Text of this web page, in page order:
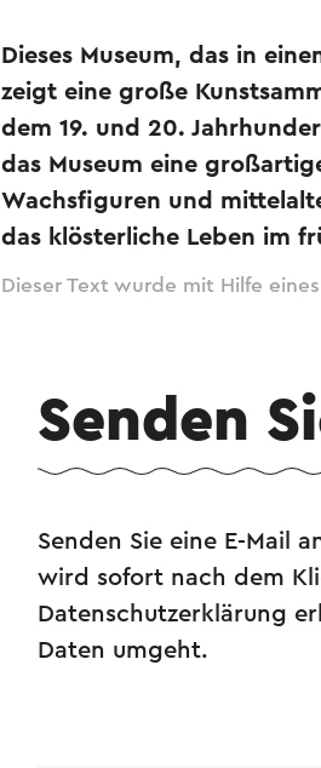
Dieses Museum, das in
zeigt eine große
dem 19. und 20.
das Museum eine
Wachsfiguren und
das klösterliche Leben im
Dieser Text wurde mit Hilfe
Senden
Senden Sie eine E-Mail
wird sofort nach dem
Datenschutzerklärung
Daten umgeht.